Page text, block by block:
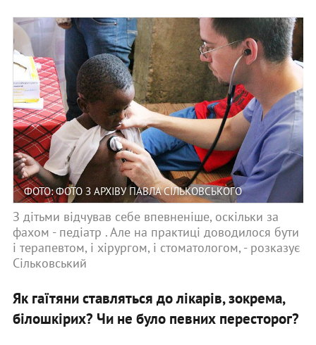
ФОТО: ФОТО З АРХІВУ ПАВЛА СІЛЬКОВСЬКОГО
З дітьми відчував себе впевненіше, оскільки за
фахом - педіатр . Але на практиці доводилося бути
і терапевтом, і хірургом, і стоматологом, - розказує
Сільковський
Як гаїтяни ставляться до лікарів, зокрема,
білошкірих? Чи не було певних пересторог?